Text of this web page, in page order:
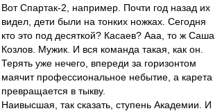
Вот Спартак-2, например. Почти год назад их
видел, дети были на тонких ножках. Сегодня
кто это под десяткой? Касаев? Ааа, то ж Саша
Козлов. Мужик. И вся команда такая, как он.
Терять уже нечего, впереди за горизонтом
маячит профессиональное небытие, а карета
превращается в тыкву.
Наивысшая, так сказать, ступень Академии. И